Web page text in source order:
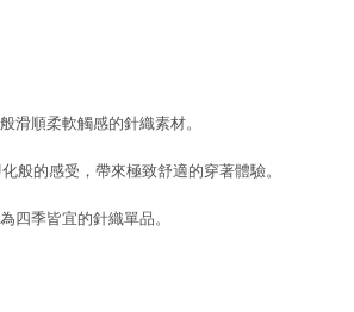
滑順柔軟觸感的針織素材。
般的感受，帶來極致舒適的穿著體驗。
四季皆宜的針織單品。